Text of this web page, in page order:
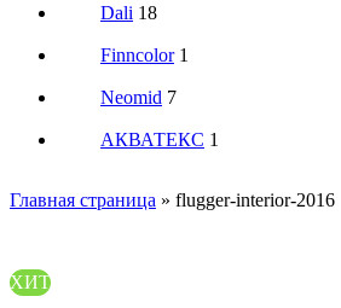
Dali 18
Finncolor 1
Neomid 7
АКВАТЕКС 1
Главная страница » flugger-interior-2016
ХИТ